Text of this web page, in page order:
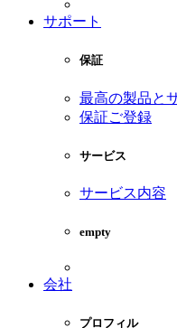
サポート
保証
最高の製品と
保証ご登録
サービス
サービス内容
empty
会社
プロフィル